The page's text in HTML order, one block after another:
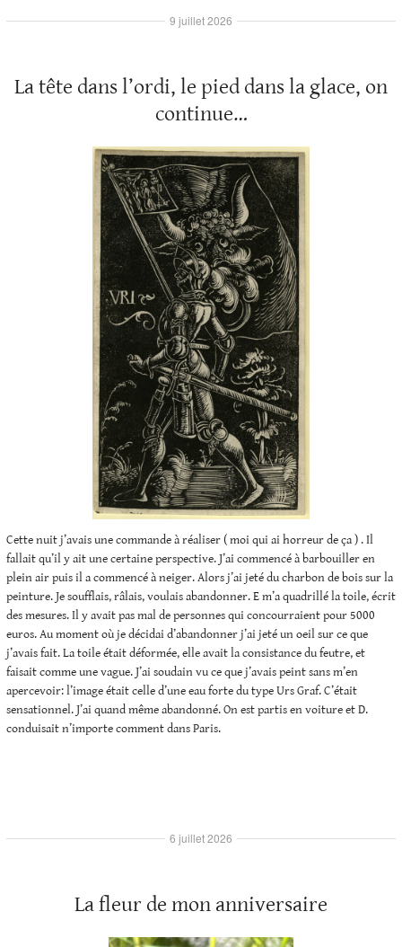
La tête dans l’ordi, le pied dans la glace, on
continue…
Cette nuit j’avais une commande à réaliser ( moi qui ai horreur de ça ) . Il
fallait qu’il y ait une certaine perspective. J’ai commencé à barbouiller en
plein air puis il a commencé à neiger. Alors j’ai jeté du charbon de bois sur la
peinture. Je soufflais, râlais, voulais abandonner. E m’a quadrillé la toile, écrit
des mesures. Il y avait pas mal de personnes qui concourraient pour 5000
euros. Au moment où je décidai d’abandonner j’ai jeté un oeil sur ce que
j’avais fait. La toile était déformée, elle avait la consistance du feutre, et
faisait comme une vague. J’ai soudain vu ce que j’avais peint sans m’en
apercevoir: l’image était celle d’une eau forte du type Urs Graf. C’était
sensationnel. J’ai quand même abandonné. On est partis en voiture et D.
conduisait n’importe comment dans Paris.
9 juillet 2026
La fleur de mon anniversaire
6 juillet 2026